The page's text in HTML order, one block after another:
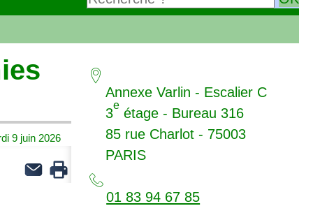
9 juin 2026
Annexe Varlin - Escalier C
3
e
étage - Bureau 316
85 rue Charlot - 75003
PARIS
01 83 94 67 85